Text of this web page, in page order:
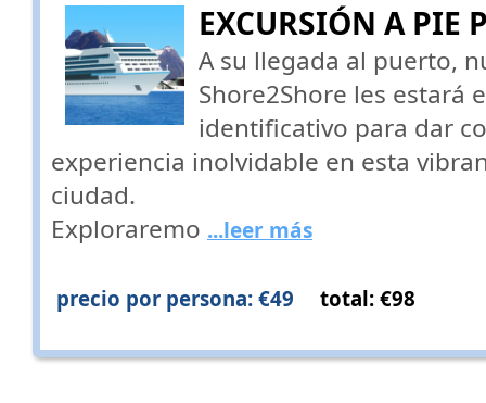
EXCURSIÓN A PIE
A su llegada al puerto,
Shore2Shore les estará
identificativo para dar
experiencia inolvidable en esta
ciudad.
Exploraremo ...leer más
precio por persona: €49 total: €98